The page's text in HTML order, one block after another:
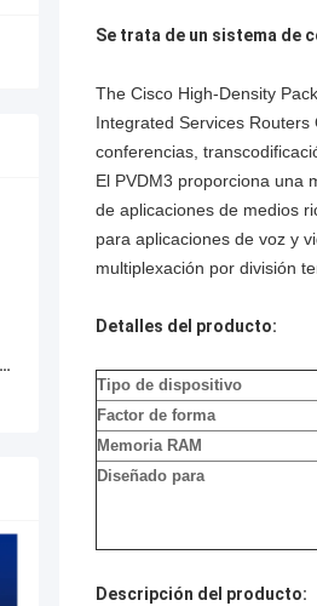
Se trata de un sistema de
The Cisco High-Density
Integrated Services
conferencias,
El PVDM3 proporciona una
de aplicaciones de medios
para aplicaciones de voz y
multiplexación por división
Detalles del producto:
Tipo de dispositivo
Factor de forma
Memoria RAM
Diseñado para
Descripción del producto: